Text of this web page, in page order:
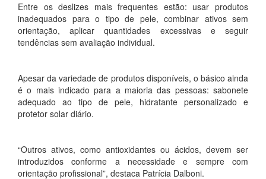
Entre os deslizes mais frequentes estão: usar produtos
inadequados para o tipo de pele, combinar ativos sem
orientação, aplicar quantidades excessivas e seguir
tendências sem avaliação individual.
Apesar da variedade de produtos disponíveis, o básico ainda
é o mais indicado para a maioria das pessoas: sabonete
adequado ao tipo de pele, hidratante personalizado e
protetor solar diário.
“Outros ativos, como antioxidantes ou ácidos, devem ser
introduzidos conforme a necessidade e sempre com
orientação profissional”, destaca Patrícia Dalboni.